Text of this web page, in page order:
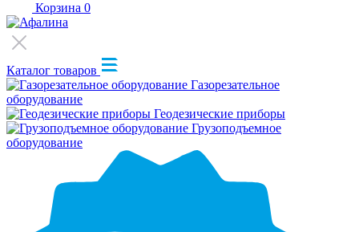
Корзина 0
Каталог товаров
Газорезательное
оборудование
Геодезические приборы
Грузоподъемное
оборудование